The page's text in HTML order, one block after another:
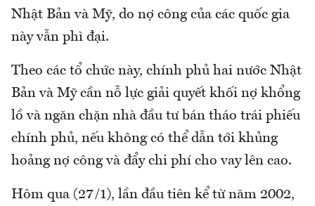
Nhật Bản và Mỹ, do nợ công của các quốc gia
này vẫn phì đại.
Theo các tổ chức này, chính phủ hai nước Nhật
Bản và Mỹ cần nỗ lực giải quyết khối nợ khổng
lồ và ngăn chặn nhà đầu tư bán tháo trái phiếu
chính phủ, nếu không có thể dẫn tới khủng
hoảng nợ công và đẩy chi phí cho vay lên cao.
Hôm qua (27/1), lần đầu tiên kể từ năm 2002,